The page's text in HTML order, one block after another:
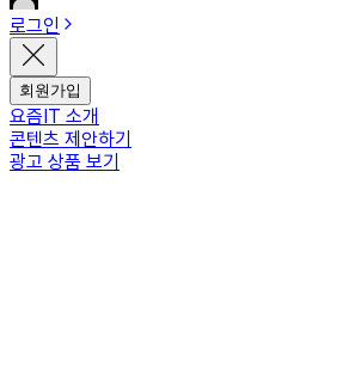
로그인
회원가입
요즘IT 소개
콘텐츠 제안하기
광고 상품 보기